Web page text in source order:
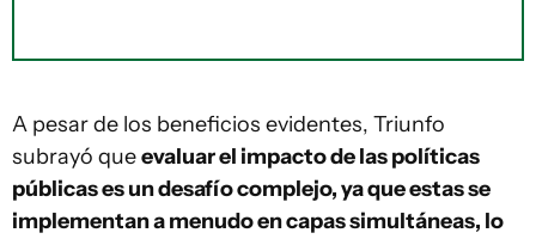
A pesar de los beneficios evidentes, Triunfo
subrayó queevaluar el impacto de las políticas
públicas es un desafío complejo, ya que estas se
implementan a menudo en capas simultáneas, lo